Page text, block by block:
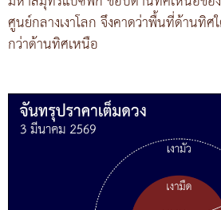
ศูนย์กลางเงาโลก จึงคาดว่าพื้นที่ด้านทิศ
กว่าด้านทิศเหนือ